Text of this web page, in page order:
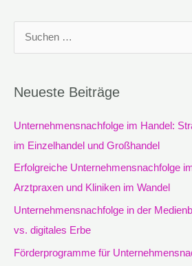
h
e
n
Neueste Beiträge
Unternehmensnachfolge im Handel:
im Einzelhandel und Großhandel
Erfolgreiche Unternehmensnachfolge
Arztpraxen und Kliniken im Wandel
Unternehmensnachfolge in der
vs. digitales Erbe
Förderprogramme für